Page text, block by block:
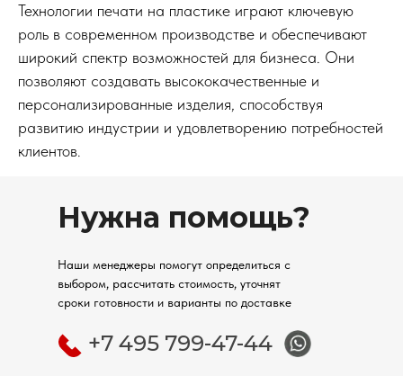
Технологии печати на пластике играют ключевую
роль в современном производстве и обеспечивают
широкий спектр возможностей для бизнеса. Они
позволяют создавать высококачественные и
персонализированные изделия, способствуя
развитию индустрии и удовлетворению потребностей
клиентов.
Нужна помощь?
Наши менеджеры помогут определиться с
выбором, рассчитать стоимость, уточнят
сроки готовности и варианты по доставке
+7 495 799-47-44